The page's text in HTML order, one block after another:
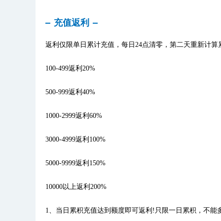
充值返利
返利仅限单日累计充值，每日24点清零，第二天重新计算
100-499返利20%
500-999返利40%
1000-2999返利60%
3000-4999返利100%
5000-9999返利150%
10000以上返利200%
1、当日累积充值达到额度即可返利!只限一日累积，不能